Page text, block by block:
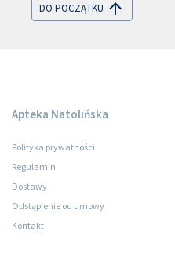
DO POCZĄTKU
Apteka Natolińska
Polityka prywatności
Regulamin
Dostawy
Odstąpienie od umowy
Kontakt